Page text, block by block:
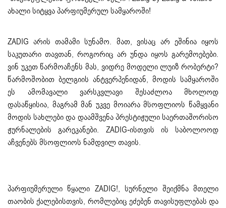
ახალი სიტყვა პარფიუმერულ სამყაროში!
ZADIG არის თამამი სუნამო. მათ, ვისაც არ ეშინია იყოს
საკუთარი თავთან, როგორიც არ უნდა იყოს გარემოებები.
ვინ უკეთ წარმოაჩენს მას, ვიდრე მოდელი ლუიზ რობერტი?
წარმოშობით ბელგიის ანტვერპენიდან, მოდის სამყაროში
ეს ამომავალი ვარსკვლავი შესაძლოა მხოლოდ
დასაწყისია, მაგრამ მან უკვე მოიარა მსოფლიოს წამყვანი
მოდის სახლები და დაამშვენა პრესტიჟული საერთაშორისო
ჟურნალების გარეკანები. ZADIG-ისთვის ის საბოლოოდ
აჩვენებს მსოფლიოს ნამდვილ თავის.
პარფიუმერული წყალი ZADIG!, სურნელი შეიქმნა მთელი
თაობის ქალებისთვის, რომლებიც ეძებენ თავისუფლებას და